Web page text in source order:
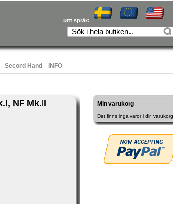
Ditt språk:
Second Hand INFO
NF Mk.II Min varukorg
Det finns inga varor i din varukorg.